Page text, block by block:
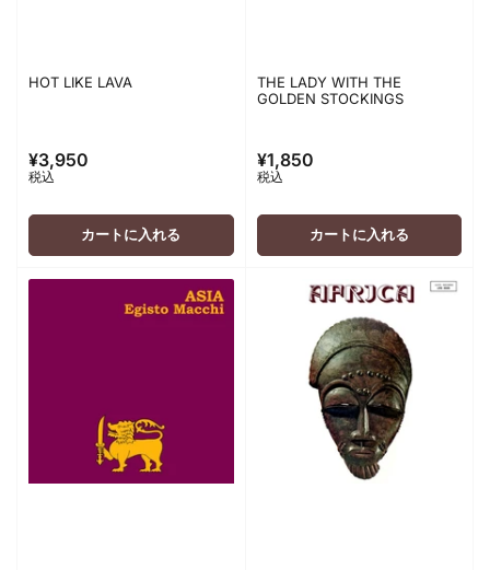
HOT LIKE LAVA
通
常
価
¥3,950
税込
カートに入れる
THE LADY WITH THE
GOLDEN STOCKINGS
通
常
価
¥1,850
税込
カートに入れる